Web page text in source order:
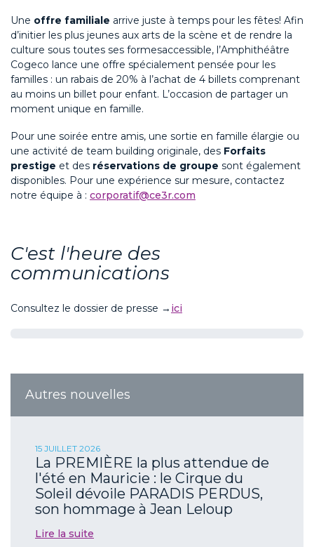
Une offre familiale arrive juste à temps pour les fêtes! Afin
d’initier les plus jeunes aux arts de la scène et de rendre la
culture sous toutes ses formesaccessible, l’Amphithéâtre
Cogeco lance une offre spécialement pensée pour les
familles : un rabais de 20% à l’achat de 4 billets comprenant
au moins un billet pour enfant. L’occasion de partager un
moment unique en famille.
Pour une soirée entre amis, une sortie en famille élargie ou
une activité de team building originale, des Forfaits
prestige et des réservations de groupe sont également
disponibles. Pour une expérience sur mesure, contactez
notre équipe à : corporatif@ce3r.com
C'est l'heure des
communications
Consultez le dossier de presse → ici
Autres nouvelles
15 JUILLET 2026
La PREMIÈRE la plus attendue de
l'été en Mauricie : le Cirque du
Soleil dévoile PARADIS PERDUS,
son hommage à Jean Leloup
Lire la suite